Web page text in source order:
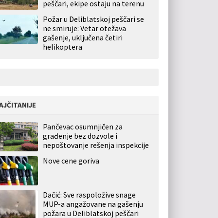
peščari, ekipe ostaju na terenu
Požar u Deliblatskoj peščari se
ne smiruje: Vetar otežava
gašenje, uključena četiri
helikoptera
Pančevac osumnjičen za
građenje bez dozvole i
nepoštovanje rešenja inspekcije
Nove cene goriva
Dačić: Sve raspoložive snage
MUP-a angažovane na gašenju
požara u Deliblatskoj peščari